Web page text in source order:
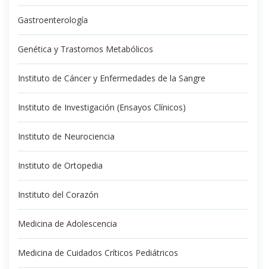
Gastroenterología
Genética y Trastornos Metabólicos
Instituto de Cáncer y Enfermedades de la Sangre
Instituto de Investigación (Ensayos Clínicos)
Instituto de Neurociencia
Instituto de Ortopedia
Instituto del Corazón
Medicina de Adolescencia
Medicina de Cuidados Críticos Pediátricos